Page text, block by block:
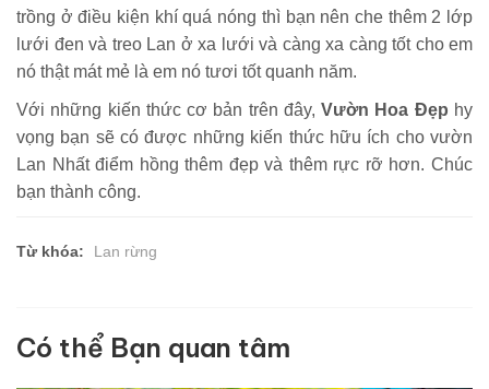
trồng ở điều kiện khí quá nóng thì bạn nên che thêm 2 lớp
lưới đen và treo Lan ở xa lưới và càng xa càng tốt cho em
nó thật mát mẻ là em nó tươi tốt quanh năm.
Với những kiến thức cơ bản trên đây,Vườn Hoa Đẹp hy
vọng bạn sẽ có được những kiến thức hữu ích cho vườn
Lan Nhất điểm hồng thêm đẹp và thêm rực rỡ hơn. Chúc
bạn thành công.
Từ khóa: Lan rừng
Có thể Bạn quan tâm